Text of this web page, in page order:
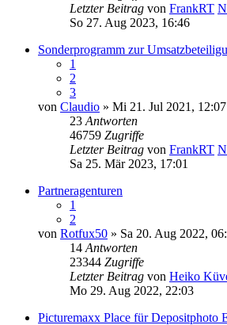
Letzter Beitrag von FrankRT
So 27. Aug 2023, 16:46
Sonderprogramm zur
1
2
3
von Claudio » Mi 21. Jul 2021, 12:07
23 Antworten
46759 Zugriffe
Letzter Beitrag von FrankRT
Sa 25. Mär 2023, 17:01
Partneragenturen
1
2
von Rotfux50 » Sa 20. Aug 2022,
14 Antworten
23344 Zugriffe
Letzter Beitrag von Heiko
Mo 29. Aug 2022, 22:03
Picturemaxx Place für Depositphoto